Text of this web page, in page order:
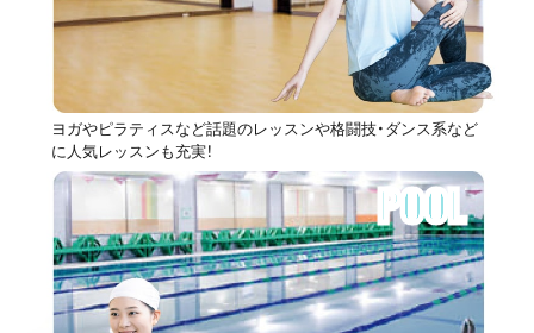
ヨガやピラティスなど話題のレッスンや格闘技・ダンス系など
に人気レッスンも充実！
POOL